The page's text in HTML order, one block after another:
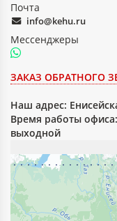
Почта
info@kehu.ru
Мессенджеры
ЗАКАЗ ОБРАТНОГО
Наш адрес:
Время работы
выходной